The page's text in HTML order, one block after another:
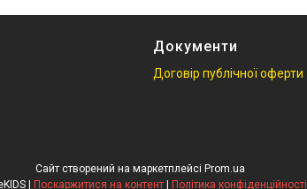
Документи
Договір публічної оферти
Сайт створений на маркетплейсі Prom.ua
Поскаржитися на контент Політика конфіденційності